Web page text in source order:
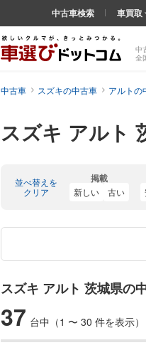
スズキ アルト
中
全
中古車検索 車買取
中古車 スズキの中古車 アルトの
並べ替えを
クリア
掲載
新しい 古い
スズキ アルト 茨城県の
37 台中（1 〜 30 件を表示）